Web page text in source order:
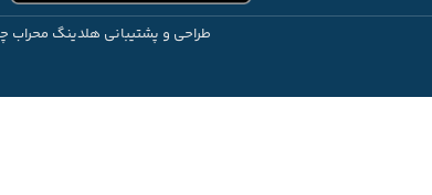
طراحی و پشتیبانی هلدینگ محراب